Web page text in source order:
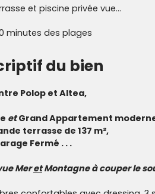
Terrasse et piscine privée vue mer
minutes des plages
du bien
Polop et Altea,
etGrand Appartement
terrasse de 137 m²,
Fermé . . .
MeretMontagne à couper le